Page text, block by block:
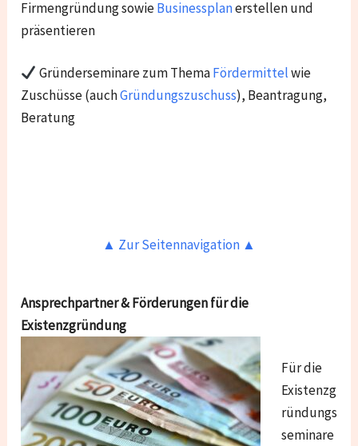
Firmengründung sowieBusinessplanerstellen und
präsentieren
Gründerseminare zum ThemaFördermittelwie
Zuschüsse (auchGründungszuschuss), Beantragung,
Beratung
▲ Zur Seitennavigation ▲
Ansprechpartner & Förderungen für die
Existenzgründung
Für die
Existenzg
ründungs
seminare